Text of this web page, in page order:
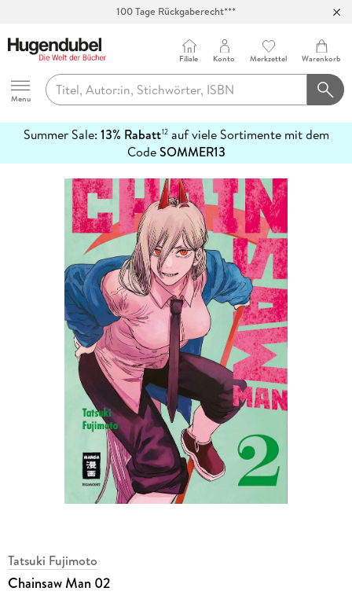
100 Tage Rückgaberecht***
Hugendubel
Menu
Filiale Konto Merkzettel Warenkorb
Summer Sale: 13% Rabatt12auf viele Sortimente mit dem
CodeSOMMER13
erfahren
Tatsuki Fujimoto
Chainsaw Man 02